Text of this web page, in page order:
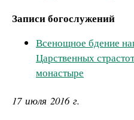
Записи богослужений
Всенощное бдение
Царственных
монастыре
17 июля 2016 г.